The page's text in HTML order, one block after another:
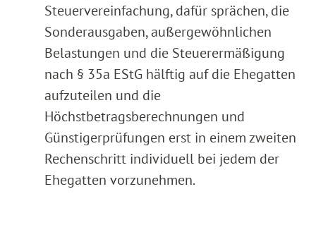
Steuervereinfachung, dafür sprächen, die
Sonderausgaben, außergewöhnlichen
Belastungen und die Steuerermäßigung
nach § 35a EStG hälftig auf die Ehegatten
aufzuteilen und die
Höchstbetragsberechnungen und
Günstigerprüfungen erst in einem zweiten
Rechenschritt individuell bei jedem der
Ehegatten vorzunehmen.